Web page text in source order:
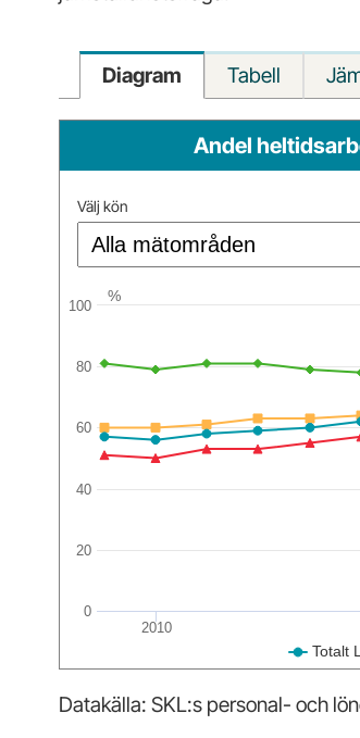
Diagram Tabell
Andel
Välj kön
%
Totalt
2010
0
20
40
60
80
100
Datakälla: SKL:s personal- och